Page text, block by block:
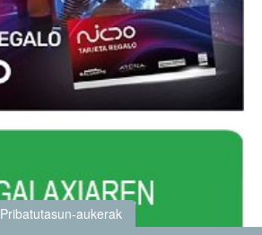
Pribatutasun-aukerak